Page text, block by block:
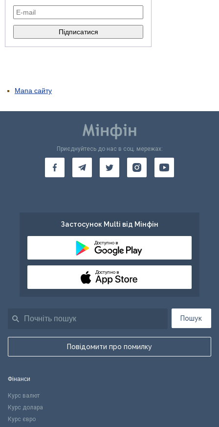
Мапа сайту
Пошук
Повідомити про помилку
Приєднуйтесь до нас в соц. мережах:
Застосунок Multi від Мінфін
Доступно в
Доступно в
Фінанси
Курс валют
Курс долара
Курс євро